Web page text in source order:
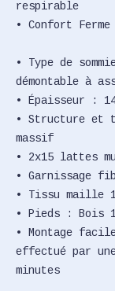
respirable
• Confort Ferme
• Type de
démontable à
• Épaisseur :
• Structure et
massif
• 2x15 lattes
• Garnissage
• Tissu maille
• Pieds : Bois
• Montage
effectué par
minutes